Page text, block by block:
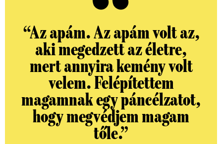
“Az apám. Az apám volt az,
aki megedzett az életre,
mert annyira kemény volt
velem. Felépítettem
magamnak egy páncélzatot,
hogy megvédjem magam
tőle.”